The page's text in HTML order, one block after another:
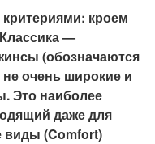
кроем
—
(обозначаются
очень широкие и
Это наиболее
даже для
(Comfort)